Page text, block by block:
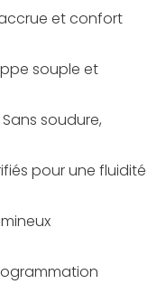
et confort
souple et
Sans soudure,
pour une fluidité